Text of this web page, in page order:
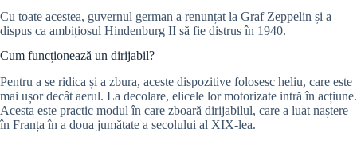
Cu toate acestea, guvernul german a renunțat la Graf Zeppelin și a
dispus ca ambițiosul Hindenburg II să fie distrus în 1940.
Cum funcționează un dirijabil?
Pentru a se ridica și a zbura, aceste dispozitive folosesc heliu, care este
mai ușor decât aerul. La decolare, elicele lor motorizate intră în acțiune.
Acesta este practic modul în care zboară dirijabilul, care a luat naștere
în Franța în a doua jumătate a secolului al XIX-lea.